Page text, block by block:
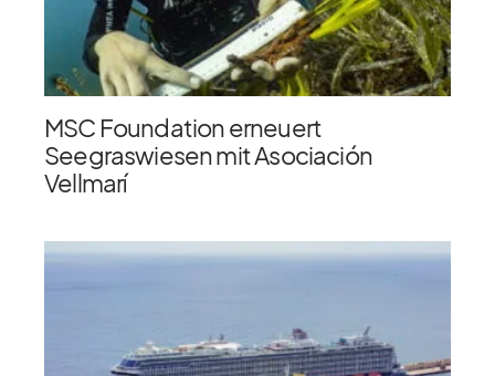
MSC Foundation erneuert
Seegraswiesen mit Asociación
Vellmarí